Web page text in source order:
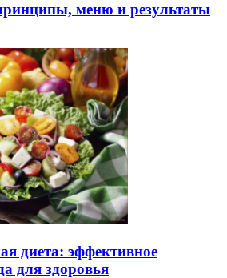
меню и результаты
диета: эффективное
для здоровья